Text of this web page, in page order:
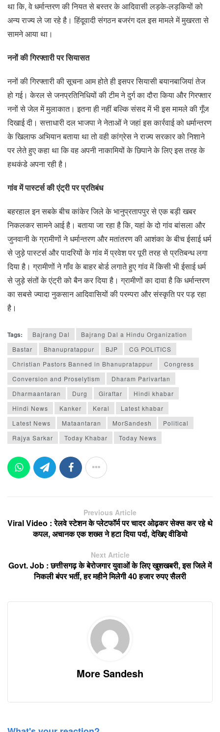
था कि, वे धर्मान्तरण की नियत से बस्तर के आदिवासी लड़के-लड़कियों को
अन्य राज्य ले जा रहे है। हिंदूवादी संगठन बजरंग दल इस मामले में मुखरता से
सामने आया था।
ननों की गिरफ्तारी पर सियासत
ननों की गिरफ्तारी की सूचना आम होते ही इसपर सियासी बयानबाजियां तेज
हो गई। केरल से जनप्रतिनिधियों की टीम ने दुर्ग का दौरा किया और गिरफ्तार
ननों से जेल में मुलाकात। इतना ही नहीं बल्कि संसद में भी इस मामले की गूँज
दिखाई दी। सत्ताधारी दल भाजपा ने नेताओं ने जहां इस कार्रवाई को धर्मान्तरण
के खिलाफ अभियान बताया था तो वही कांग्रेस ने राज्य सरकार को निशाने
पर लेते हुए कहा था कि वह अपनी नाकामियों के छिपाने के लिए इस तरह के
हथकंडे अपना रही है।
गांव में पास्टर्स की एंट्री पर प्रतिबंध
बहरहाल इन सबके बीच कांकेर जिले के भानुप्रतापपुर से एक बड़ी खबर
निकलकर सामने आई है। बताया जा रहा है कि, यहां के दो गांव बांसला और
जुनवानी के ग्रामीणों ने धर्मान्तरण और मतांतरण की आशंका के बीच ईसाई धर्म
से जुड़े पास्टर्स और पादरियों के गांव में प्रवेश पर पूरी तरह से प्रतिबन्ध लगा
दिया है। ग्रामीणों ने गाँव के बाहर बोर्ड लगाते हुए गांव में किसी भी ईसाई धर्म
से जुड़े संतों के एंट्री को बैन कर दिया है। ग्रामीणों का दावा है कि धर्मान्तरण
का सबसे ज्यादा नुकसान आदिवासियों की परम्परा और संस्कृति पर पड़ रहा
है।
Tags: Bajrang Dal
Bajrang Dal a Hindu Organization
Bastar
Bhanupratappur BJP
CG POLITICS
Christian Pastors Banned in Bhanupratappur
Congress
Conversion and Proselytism
Dharam Parivartan
Dharmaantaran
Durg Giraftar
Hindi khabar
Hindi News
Kanker Keral
Latest khabar
Latest News
Mataantaran MorSandesh
Political
Rajya Sarkar
Today Khabar Today News
Previous Article
Viral Video : रेलवे स्टेशन के प्लेटफॉर्म पर चादर ओढ़कर सेक्स कर रहे थे
कपल, अचानक एक शख्स ने हटा दिया पर्दा, देखिए वीडियो
Next Article
Govt. Job : छत्तीसगढ़ के बेरोजगार युवाओं के लिए खुशखबरी, इस जिले में
निकली बंपर भर्ती, हर महीने मिलेगी 40 हजार रुपए सैलरी
More Sandesh